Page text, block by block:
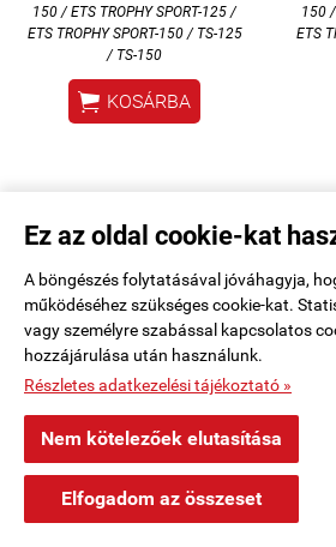
Ez az oldal cookie-kat
A böngészés folytatásával jóváhagyja,
működéséhez szükséges cookie-kat.
vagy személyre szabással kapcsolatos
hozzájárulása után használunk.
Részletes adatkezelési tájékoztató »
Nem kötelezőek elutasítása
Elfogadom az összeset
150 / ETS TROPHY SPORT-125 /
ETS TROPHY SPORT-150 / TS-125
/ TS-150
 KOSÁRBA
150 /
ETS
Róbert Budapest, XVI. településről
Vásárolt a webáruházban
53 perccel ezelőtt 